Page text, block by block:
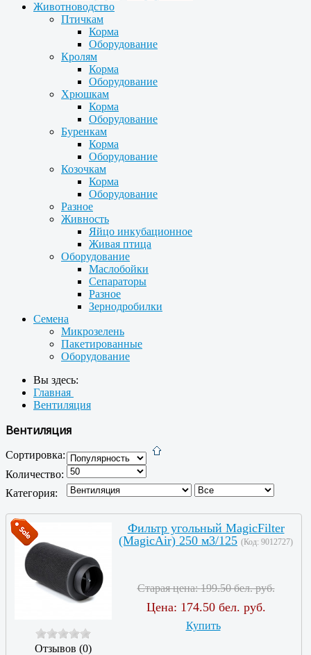
Животноводство
Птичкам
Корма
Оборудование
Кролям
Корма
Оборудование
Хрюшкам
Корма
Оборудование
Буренкам
Корма
Оборудование
Козочкам
Корма
Оборудование
Разное
Живность
Яйцо инкубационное
Живая птица
Оборудование
Маслобойки
Сепараторы
Разное
Зернодробилки
Семена
Микрозелень
Пакетированные
Оборудование
Вы здесь:
Главная
Вентиляция
Вентиляция
Сортировка:
Количество:
Категория:
Отзывов (0)
Фильтр угольный MagicFilter
(MagicAir) 250 м3/125 (Код: 9012727)
Старая цена:199.50 бел. руб.
Цена: 174.50 бел. руб.
Купить